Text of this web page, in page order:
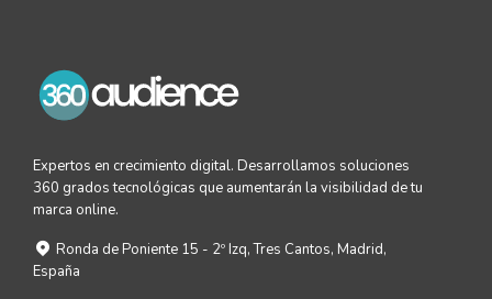
Expertos en crecimiento digital. Desarrollamos soluciones
360 grados tecnológicas que aumentarán la visibilidad de tu
marca online.
Ronda de Poniente 15 - 2º Izq, Tres Cantos, Madrid,
España